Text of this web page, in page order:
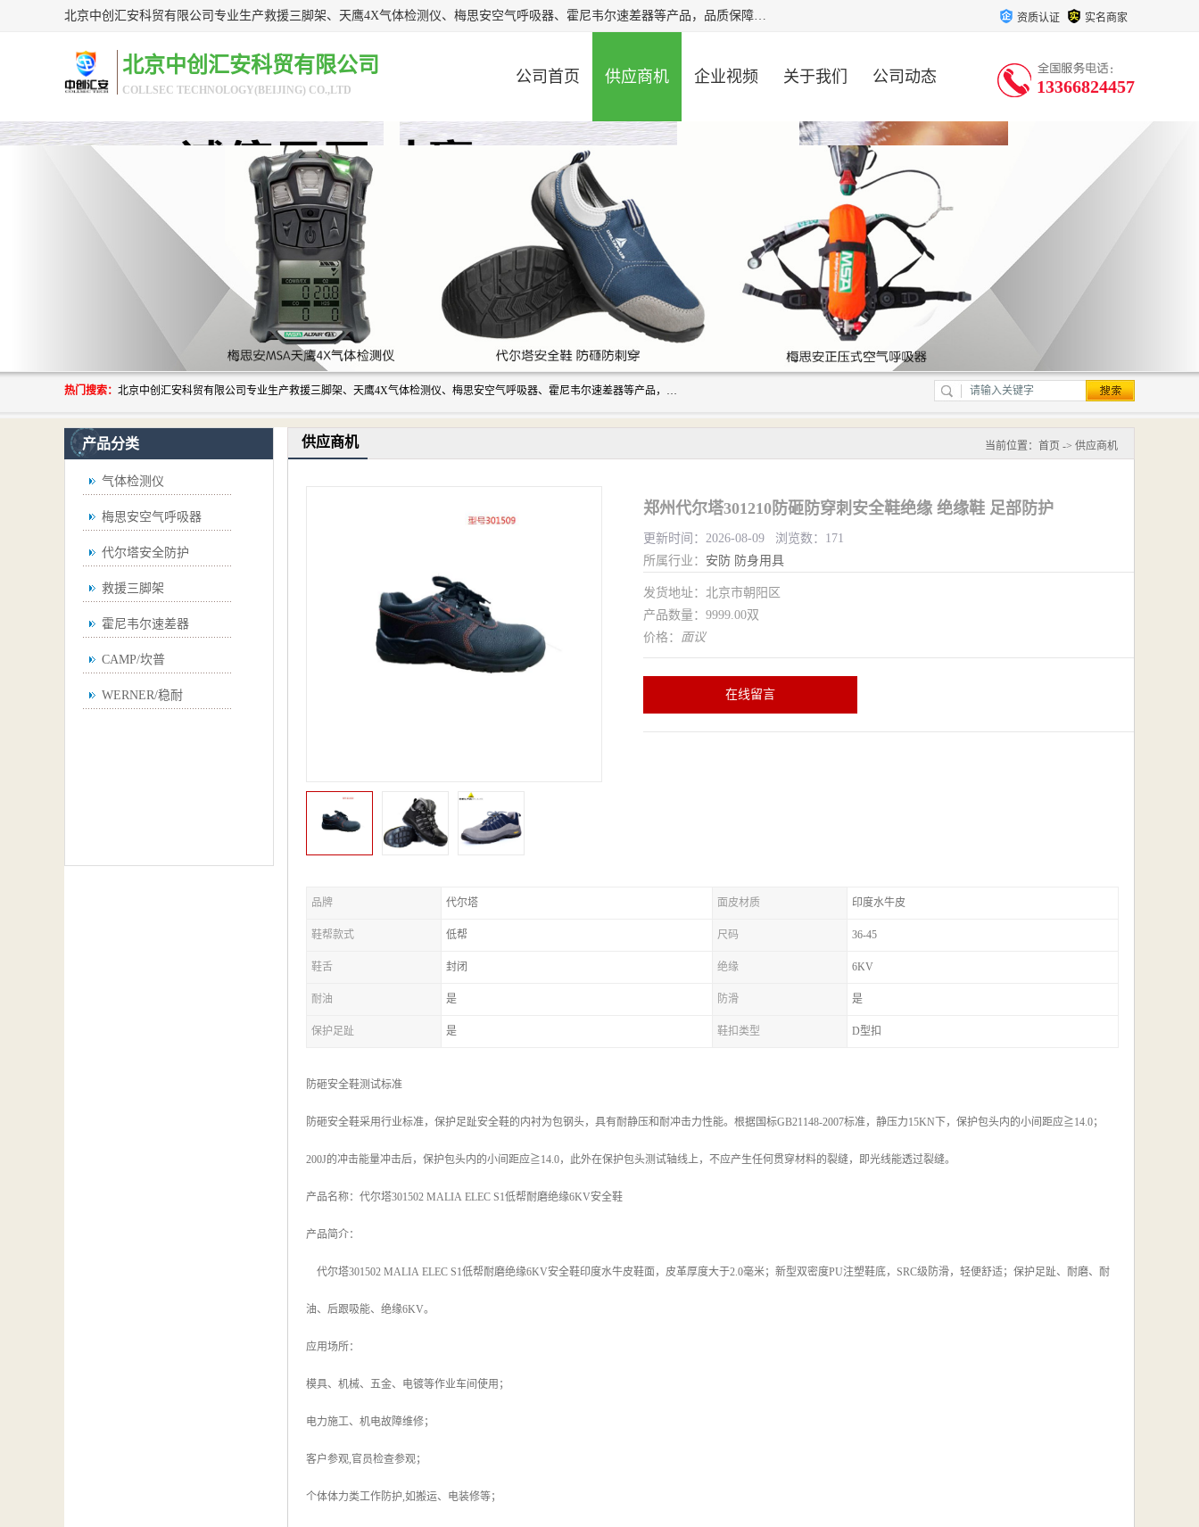
北京中创汇安科贸有限公司专业生产救援三脚架、天鹰4X气体检测仪、梅思安空气呼吸器、霍尼韦尔速差器等产品，品质保障，价格合理，欢迎在线致电咨询。 资质认证 实名商家
北京中创汇安科贸有限公司
COLLSEC TECHNOLOGY(BEIJING) CO.,LTD
公司首页 供应商机 企业视频 关于我们 公司动态 13366824457
热门搜索： 北京中创汇安科贸有限公司专业生产救援三脚架、天鹰4X气体检测仪、梅思安空气呼吸器、霍尼韦尔速差器等产品，品质保障，价格合理，欢迎在线致电咨询。
产品分类
气体检测仪
梅思安空气呼吸器
代尔塔安全防护
救援三脚架
霍尼韦尔速差器
CAMP/坎普
WERNER/稳耐
供应商机 当前位置： 首页 -> 供应商机
郑州代尔塔301210防砸防穿刺安全鞋绝缘 绝缘鞋 足部防护
更新时间：2026-08-09 浏览数：171
所属行业： 安防 防身用具
发货地址：北京市朝阳区
产品数量：9999.00双
价格： 面议
在线留言
品牌 代尔塔 面皮材质 印度水牛皮
鞋帮款式 低帮 尺码 36-45
鞋舌 封闭 绝缘 6KV
耐油 是 防滑 是
保护足趾 是 鞋扣类型 D型扣
防砸安全鞋测试标准
防砸安全鞋采用行业标准，保护足趾安全鞋的内衬为包钢头，具有耐静压和耐冲击力性能。根据国标GB21148-2007标准，静压力15KN下，保护包头内的小间距应≧14.0；
200J的冲击能量冲击后，保护包头内的小间距应≧14.0，此外在保护包头测试轴线上，不应产生任何贯穿材料的裂缝，即光线能透过裂缝。
产品名称：代尔塔301502 MALIA ELEC S1低帮耐磨绝缘6KV安全鞋
产品简介：
代尔塔301502 MALIA ELEC S1低帮耐磨绝缘6KV安全鞋印度水牛皮鞋面，皮革厚度大于2.0毫米；新型双密度PU注塑鞋底，SRC级防滑，轻便舒适；保护足趾、耐磨、耐
油、后跟吸能、绝缘6KV。
应用场所：
模具、机械、五金、电镀等作业车间使用；
电力施工、机电故障维修；
客户参观,官员检查参观；
个体体力类工作防护,如搬运、电装修等；